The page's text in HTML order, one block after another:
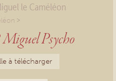
le Caméléon
>
Psycho
à télécharger